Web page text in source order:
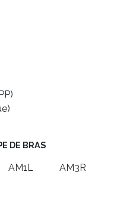
DE BRAS
AM1L AM3R